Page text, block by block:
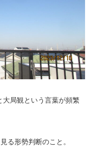
局観という言葉が頻繁
る形勢判断のこと。